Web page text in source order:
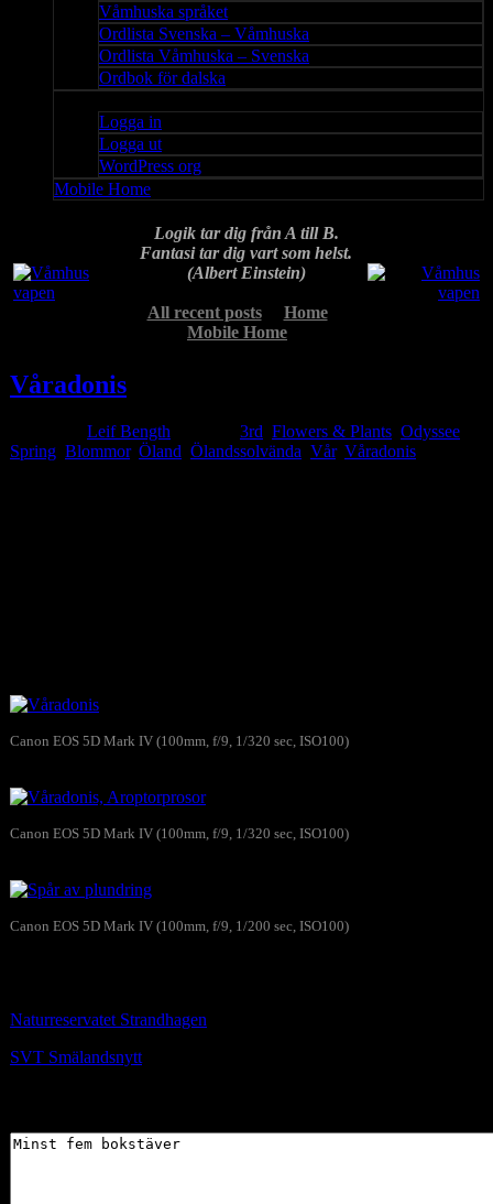
Våmhuska språket
Ordlista Svenska – Våmhuska
Ordlista Våmhuska – Svenska
Ordbok för dalska
Logga in
Logga ut
WordPress org
Mobile Home
Logik tar dig från A till B.
Fantasi tar dig vart som helst.
(Albert Einstein)
All recent posts
Home
Mobile Home
Våradonis
Leif Bength 3rd Flowers & Plants Odyssee
Spring Blommor, Öland Ölandssolvända Vår, Våradonis
Canon EOS 5D Mark IV (100mm, f/9, 1/320 sec, ISO100)
Canon EOS 5D Mark IV (100mm, f/9, 1/320 sec, ISO100)
Canon EOS 5D Mark IV (100mm, f/9, 1/200 sec, ISO100)
Naturreservatet Strandhagen
SVT Smälandsnytt